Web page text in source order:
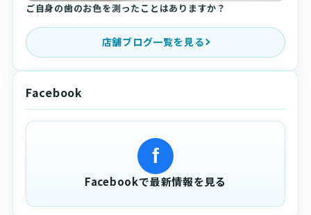
ご自身の歯のお色を測ったことはありますか？
店舗ブログ一覧を見る
Facebook
f
Facebookで最新情報を見る